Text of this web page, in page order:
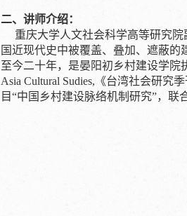
二、讲师介绍：
重庆大学人文社会科学高等研究院
国近现代史中被覆盖、叠加、遮蔽
至今二十年，是晏阳初乡村建设学院
Asia Cultural Sudies,《台湾社会研
目“中国乡村建设脉络机制研究”，联